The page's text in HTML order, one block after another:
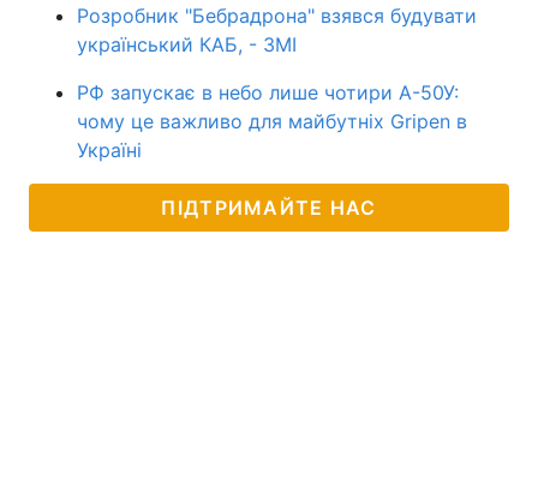
Розробник "Бебрадрона" взявся будувати
український КАБ, - ЗМІ
РФ запускає в небо лише чотири А-50У:
чому це важливо для майбутніх Gripen в
Україні
ПІДТРИМАЙТЕ НАС